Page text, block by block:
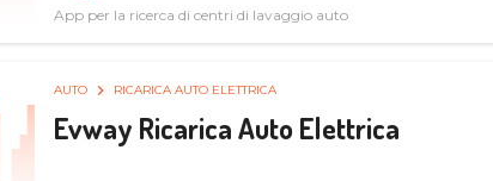
App per la ricerca di centri di lavaggio auto
AUTO RICARICA AUTO ELETTRICA
Evway Ricarica Auto Elettrica